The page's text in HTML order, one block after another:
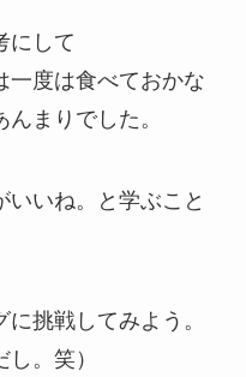
にして
一度は食べておかな
まりでした。
いいね。と学ぶこと
挑戦してみよう。
。笑）